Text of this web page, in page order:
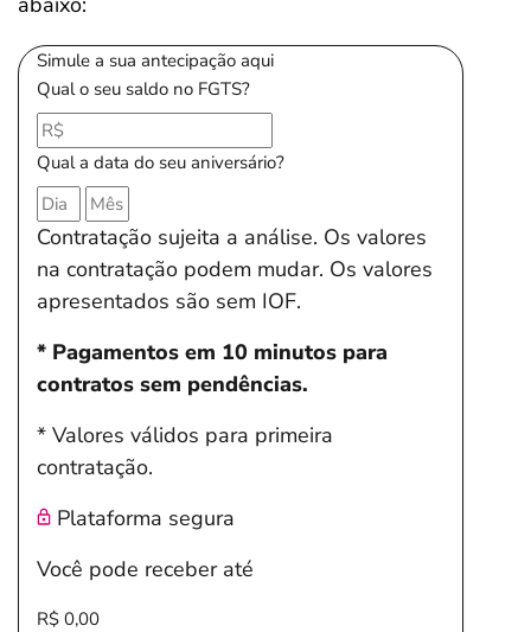
Simule a sua antecipação aqui
Qual o seu saldo no FGTS?
Qual a data do seu aniversário?
Contratação sujeita a análise. Os valores
na contratação podem mudar. Os valores
apresentados são sem IOF.
* Pagamentos em 10 minutos para
contratos sem pendências.
* Valores válidos para primeira
contratação.
Plataforma segura
Você pode receber até
R$ 0,00